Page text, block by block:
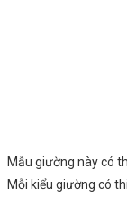
Mẫu giường này có
Mỗi kiểu giường có